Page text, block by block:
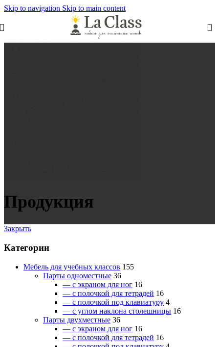
Skip to navigation Skip to main content
Продукция
Закрыть
Категории
Мебель для учебных классов 155
Парты одноместные 36
— c экраном для ног 16
— c полочкой для тетрадей 16
— c полочкой под клавиатуру 4
— c углом наклона столешницы 16
Парты двухместные 36
— c экраном для ног 16
— c полочкой для тетрадей 16